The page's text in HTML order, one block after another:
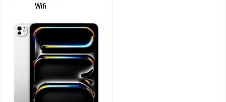
‎ ‎‎ ‎ ‎ ‎ ‎ ‎ ‎ ‎ ‎ ‎ ‎ ‎ ‎ ‎ ‎ ‎ ‎ ‎Wifi